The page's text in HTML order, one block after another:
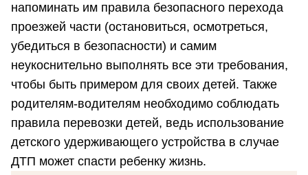
напоминать им правила безопасного перехода
проезжей части (остановиться, осмотреться,
убедиться в безопасности) и самим
неукоснительно выполнять все эти требования,
чтобы быть примером для своих детей. Также
родителям-водителям необходимо соблюдать
правила перевозки детей, ведь использование
детского удерживающего устройства в случае
ДТП может спасти ребенку жизнь.